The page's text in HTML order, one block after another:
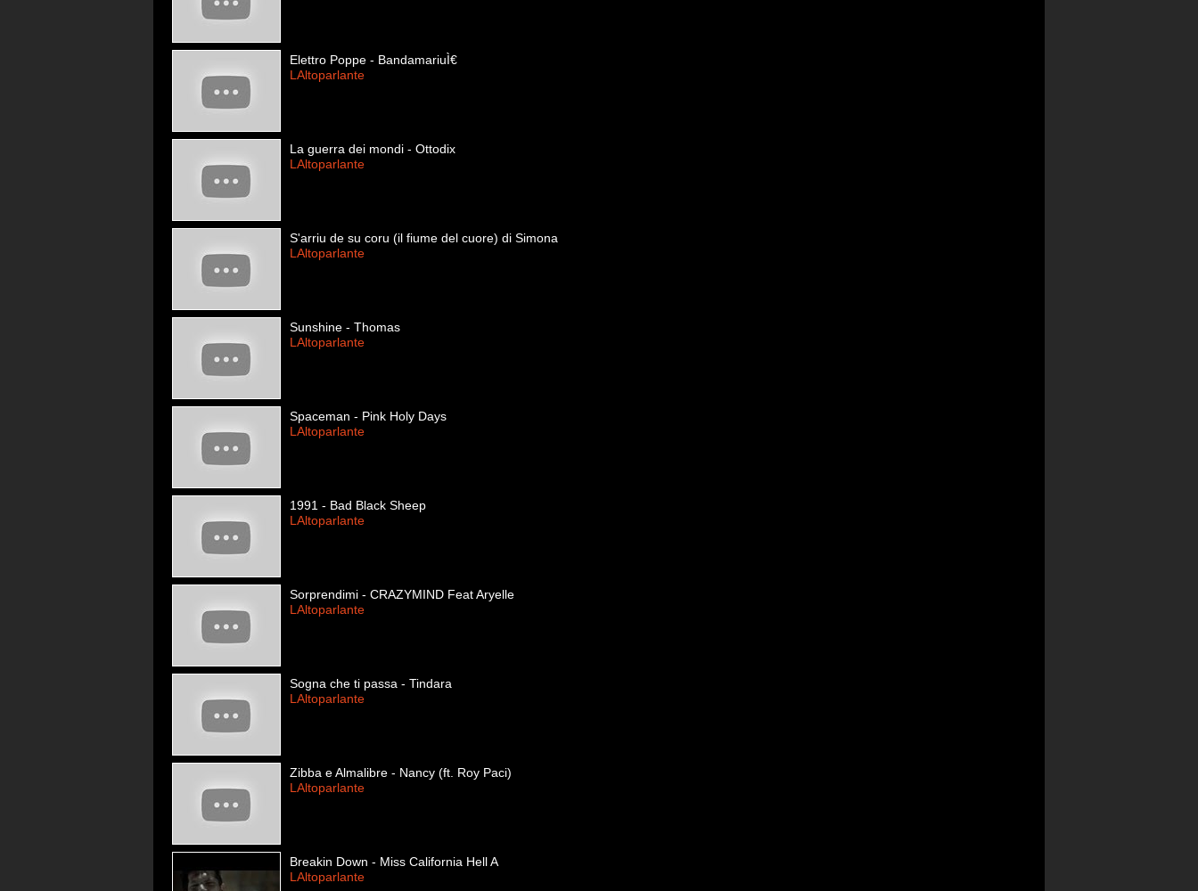
Elettro Poppe - BandamariuÌ€
LAltoparlante
La guerra dei mondi - Ottodix
LAltoparlante
S'arriu de su coru (il fiume del cuore) di Simona
LAltoparlante
Sunshine - Thomas
LAltoparlante
Spaceman - Pink Holy Days
LAltoparlante
1991 - Bad Black Sheep
LAltoparlante
Sorprendimi - CRAZYMIND Feat Aryelle
LAltoparlante
Sogna che ti passa - Tindara
LAltoparlante
Zibba e Almalibre - Nancy (ft. Roy Paci)
LAltoparlante
Breakin Down - Miss California Hell A
LAltoparlante